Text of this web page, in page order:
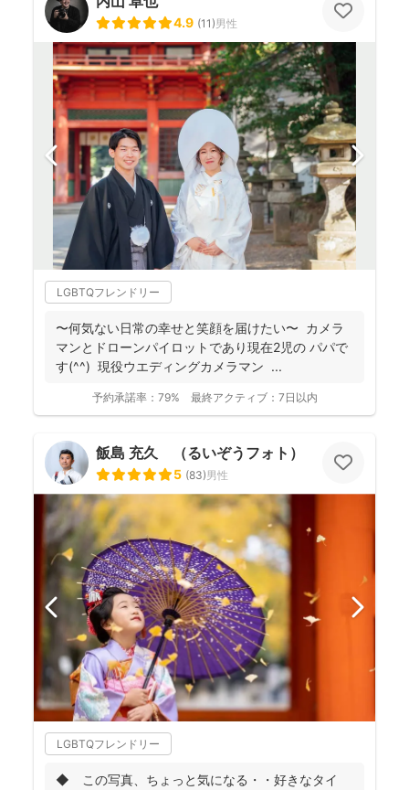
4.9 (11)男性
LGBTQフレンドリー
〜何気ない日常の幸せと笑顔を届けたい〜 カメラ
マンとドローンパイロットであり現在2児の パパで
す(^^) 現役ウエディングカメラマン ...
予約承諾率： 79% 最終アクティブ： 7日以内
飯島 充久 （るいぞうフォト）
5 (83)男性
LGBTQフレンドリー
◆ この写真、ちょっと気になる・・好きなタイ